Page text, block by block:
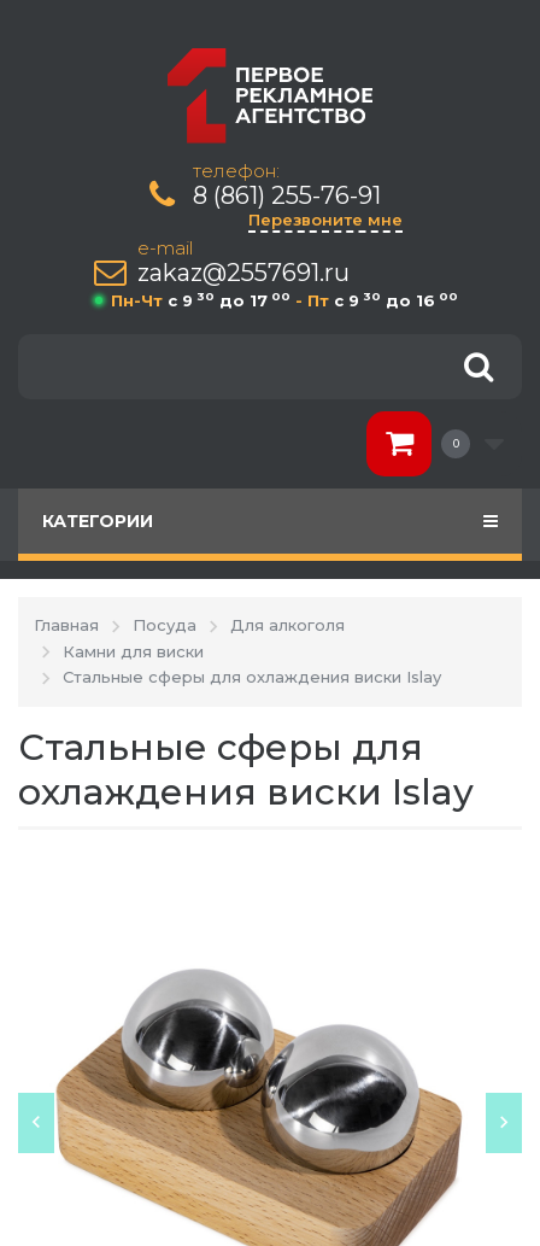
телефон:
8 (861) 255-76-91
Перезвоните мне
e-mail
zakaz@2557691.ru
Пн-Чт c 9 30 до 17 00 - Пт c 9 30 до 16 00
0
КАТЕГОРИИ
Главная Посуда
Для алкоголя
Камни для виски
Стальные сферы для охлаждения виски Islay
Стальные сферы для
охлаждения виски Islay